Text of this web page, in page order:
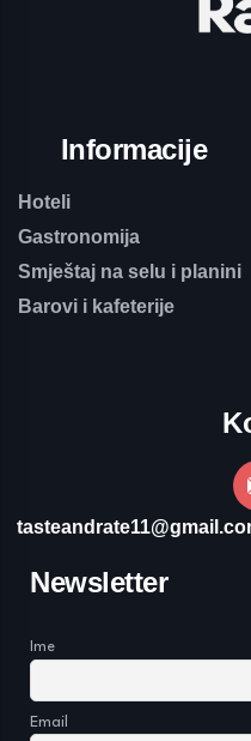
Informacije
Hoteli
Gastronomija
Smještaj na selu i planini
Barovi i kafeterije
Newsletter
Ime
Email